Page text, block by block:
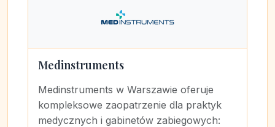
Medinstruments
Medinstruments w Warszawie oferuje
kompleksowe zaopatrzenie dla praktyk
medycznych i gabinetów zabiegowych: